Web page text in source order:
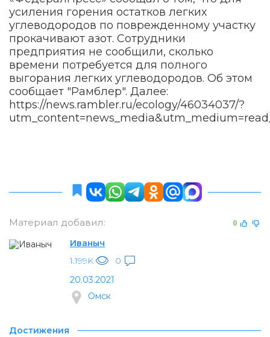
усиления горения остатков легких
углеводородов по поврежденному участку
прокачивают азот. Сотрудники
предприятия не сообщили, сколько
времени потребуется для полного
выгорания легких углеводородов. Об этом
сообщает "Рамблер". Далее:
https://news.rambler.ru/ecology/46034037/?
Материал добавил: 0
Иваныч
1.199K
0
20.03.2021
Омск
Достижения